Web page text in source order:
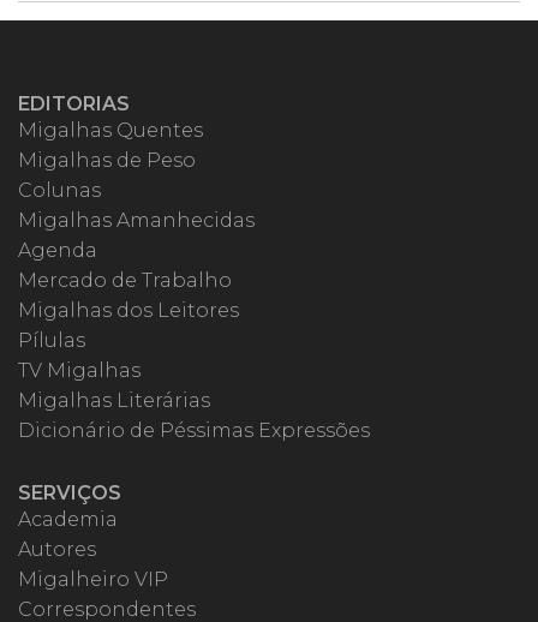
EDITORIAS
Migalhas Quentes
Migalhas de Peso
Colunas
Migalhas Amanhecidas
Agenda
Mercado de Trabalho
Migalhas dos Leitores
Pílulas
TV Migalhas
Migalhas Literárias
Dicionário de Péssimas Expressões
SERVIÇOS
Academia
Autores
Migalheiro VIP
Correspondentes